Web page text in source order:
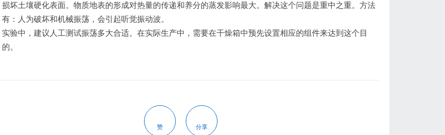
损坏土壤硬化表面。物质地表的形成对热量的传递和养分的蒸发影响最大。解决这个问题是重中之重。方法
有：人为破坏和机械振荡，会引起听觉振动波。
实验中，建议人工测试振荡多大合适。在实际生产中，需要在干燥箱中预先设置相应的组件来达到这个目
的。
赞 分享